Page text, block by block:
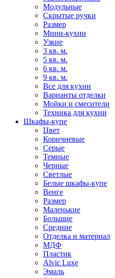
Модульные
Скрытые ручки
Размер
Мини-кухни
Узкие
3 кв. м.
5 кв. м.
6 кв. м.
9 кв. м.
Все для кухни
Варианты отделки
Мойки и смесители
Техника для кухни
Шкафы-купе
Цвет
Коричневые
Серые
Темные
Черные
Светлые
Белые шкафы-купе
Венге
Размер
Маленькие
Большие
Средние
Отделка и материал
МДФ
Пластик
Alvic Luxe
Эмаль